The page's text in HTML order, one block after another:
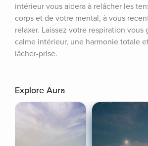
intérieur vous aidera à relâcher les
corps et de votre mental, à vous
relaxer. Laissez votre respiration vous
calme intérieur, une harmonie totale
lâcher-prise.
Explore Aura